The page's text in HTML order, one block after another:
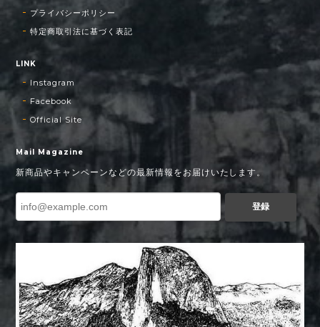
プライバシーポリシー
特定商取引法に基づく表記
LINK
Instagram
Facebook
Official Site
Mail Magazine
新商品やキャンペーンなどの最新情報をお届けいたします。
登録